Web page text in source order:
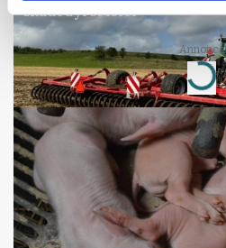
skadedyrsrisici
Annonce
Loading...